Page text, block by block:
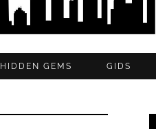
HIDDEN GEMS GIDS